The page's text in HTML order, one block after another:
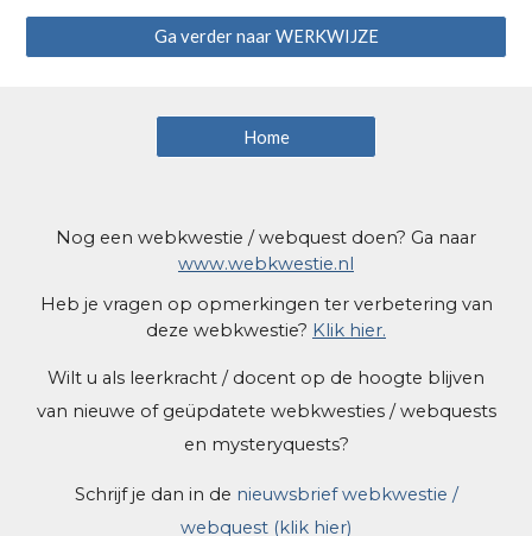
Ga verder naar WERKWIJZE
Home
Nog een webkwestie / webquest doen? Ga naar
www.webkwestie.nl
Heb je vragen op opmerkingen ter verbetering van
deze webkwestie? Klik hier.
Wilt u als leerkracht / docent op de hoogte blijven
van nieuwe of geüpdatete webkwesties / webquests
en mysteryquests?
Schrijf je dan in de nieuwsbrief webkwestie /
webquest (klik hier)